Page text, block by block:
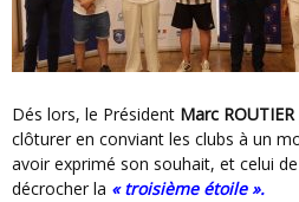
Dés lors, le Président Marc ROUTIER
clôturer en conviant les clubs à un
avoir exprimé son souhait, et celui
décrocher la « troisième étoile ».